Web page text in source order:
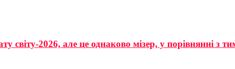
світу-2026, але це однаково мізер, у порівнянні з